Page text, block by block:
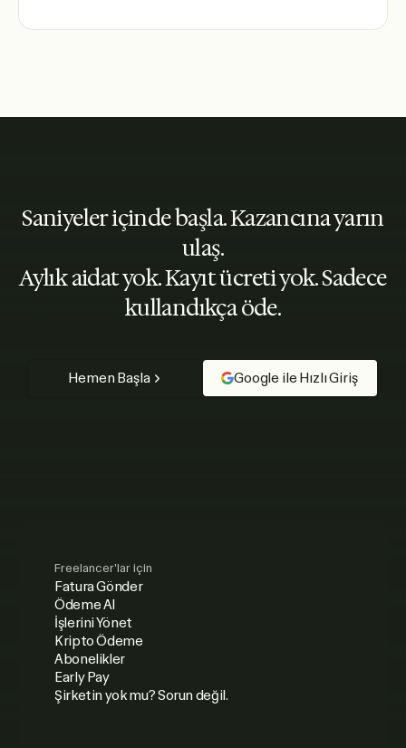
Saniyeler içinde başla. Kazancına yarın
ulaş.
Aylık aidat yok. Kayıt ücreti yok. Sadece
kullandıkça öde.
Hemen Başla Google ile Hızlı Giriş
Freelancer'lar için
Fatura Gönder
Ödeme Al
İşlerini Yönet
Kripto Ödeme
Abonelikler
Early Pay
Şirketin yok mu? Sorun değil.